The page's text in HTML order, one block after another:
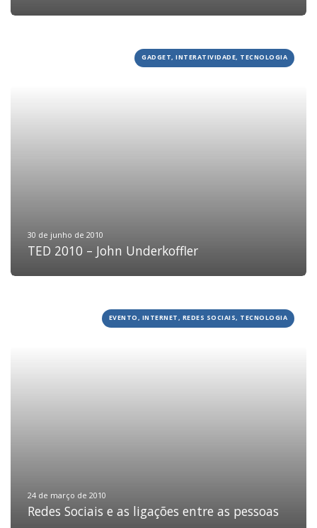
GADGET, INTERATIVIDADE, TECNOLOGIA
30 de junho de 2010
TED 2010 – John Underkoffler
EVENTO, INTERNET, REDES SOCIAIS, TECNOLOGIA
24 de março de 2010
Redes Sociais e as ligações entre as pessoas